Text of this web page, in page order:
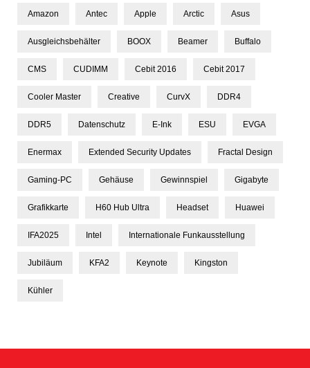
Amazon Antec Apple Arctic Asus
Ausgleichsbehälter BOOX Beamer Buffalo
CMS CUDIMM Cebit 2016 Cebit 2017
Cooler Master Creative CurvX DDR4
DDR5 Datenschutz E-Ink ESU EVGA
Enermax Extended Security Updates Fractal Design
Gaming-PC Gehäuse Gewinnspiel Gigabyte
Grafikkarte H60 Hub Ultra Headset Huawei
IFA2025 Intel Internationale Funkausstellung
Jubiläum KFA2 Keynote Kingston
Kühler